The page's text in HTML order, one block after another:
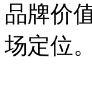
品牌价
场定位。